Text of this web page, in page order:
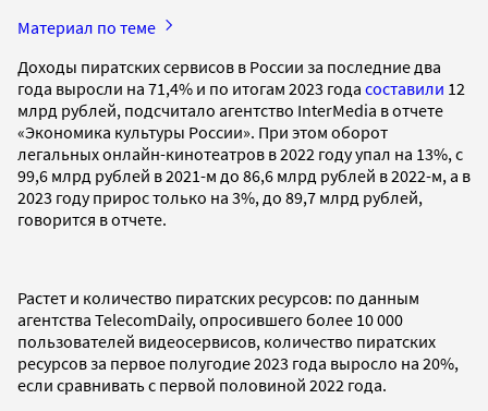
Материал по теме
Доходы пиратских сервисов в России за последние два
года выросли на 71,4% и по итогам 2023 года составили 12
млрд рублей, подсчитало агентство InterMedia в отчете
«Экономика культуры России». При этом оборот
легальных онлайн-кинотеатров в 2022 году упал на 13%, с
99,6 млрд рублей в 2021-м до 86,6 млрд рублей в 2022-м, а в
2023 году прирос только на 3%, до 89,7 млрд рублей,
говорится в отчете.
Растет и количество пиратских ресурсов: по данным
агентства TelecomDaily, опросившего более 10 000
пользователей видеосервисов, количество пиратских
ресурсов за первое полугодие 2023 года выросло на 20%,
если сравнивать с первой половиной 2022 года.